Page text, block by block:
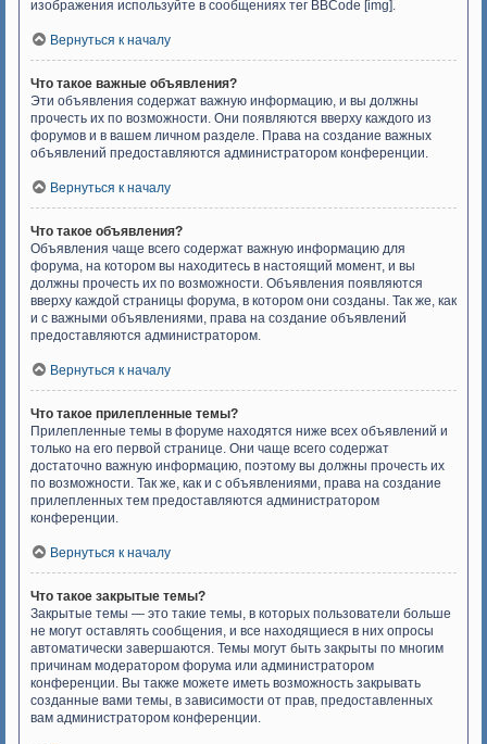
изображения используйте в сообщениях тег BBCode [img].
Вернуться к началу
Что такое важные объявления?
Эти объявления содержат важную информацию, и вы должны
прочесть их по возможности. Они появляются вверху каждого из
форумов и в вашем личном разделе. Права на создание важных
объявлений предоставляются администратором конференции.
Вернуться к началу
Что такое объявления?
Объявления чаще всего содержат важную информацию для
форума, на котором вы находитесь в настоящий момент, и вы
должны прочесть их по возможности. Объявления появляются
вверху каждой страницы форума, в котором они созданы. Так же, как
и с важными объявлениями, права на создание объявлений
предоставляются администратором.
Вернуться к началу
Что такое прилепленные темы?
Прилепленные темы в форуме находятся ниже всех объявлений и
только на его первой странице. Они чаще всего содержат
достаточно важную информацию, поэтому вы должны прочесть их
по возможности. Так же, как и с объявлениями, права на создание
прилепленных тем предоставляются администратором
конференции.
Вернуться к началу
Что такое закрытые темы?
Закрытые темы — это такие темы, в которых пользователи больше
не могут оставлять сообщения, и все находящиеся в них опросы
автоматически завершаются. Темы могут быть закрыты по многим
причинам модератором форума или администратором
конференции. Вы также можете иметь возможность закрывать
созданные вами темы, в зависимости от прав, предоставленных
вам администратором конференции.